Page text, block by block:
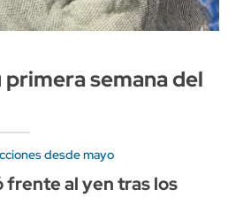
semana del
desde mayo
frente al yen tras los